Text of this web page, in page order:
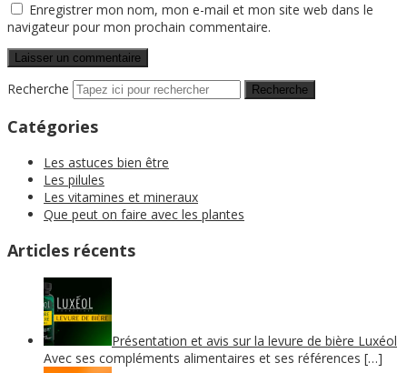
Enregistrer mon nom, mon e-mail et mon site web dans le
navigateur pour mon prochain commentaire.
Recherche
Catégories
Les astuces bien être
Les pilules
Les vitamines et mineraux
Que peut on faire avec les plantes
Articles récents
Présentation et avis sur la levure de bière Luxéol
Avec ses compléments alimentaires et ses références […]